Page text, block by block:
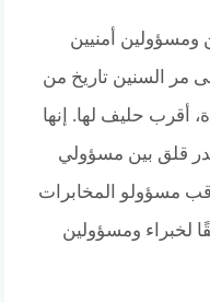
ومسؤولين أمنيين
مر السنين تاريخ من
أقرب حليف لها. إنها
قلق بين مسؤولي
مسؤولو المخابرات
لخبراء ومسؤولين